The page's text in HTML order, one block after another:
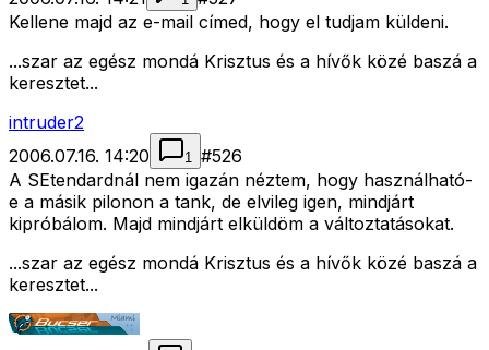
Kellene majd az e-mail címed, hogy el tudjam küldeni.
...szar az egész mondá Krisztus és a hívők közé baszá a
keresztet...
intruder2
2006.07.16. 14:20
1 #526
A SEtendardnál nem igazán néztem, hogy használható-
e a másik pilonon a tank, de elvileg igen, mindjárt
kipróbálom. Majd mindjárt elküldöm a változtatásokat.
...szar az egész mondá Krisztus és a hívők közé baszá a
keresztet...